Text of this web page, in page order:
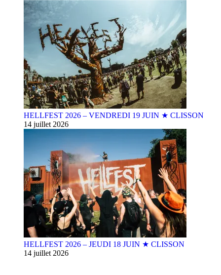
HELLFEST 2026 – VENDREDI 19 JUIN ★ CLISSON
14 juillet 2026
HELLFEST 2026 – JEUDI 18 JUIN ★ CLISSON
14 juillet 2026